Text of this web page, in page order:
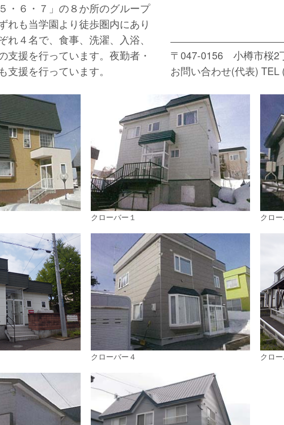
・６・７」の８か所のグループ
れも当学園より徒歩圏内にあり
れ４名で、食事、洗濯、入浴、
支援を行っています。夜勤者・
支援を行っています。
〒047-0156 小樽市桜2
お問い合わせ(代表) TEL
クローバー１ クロ
クローバー４ クロ